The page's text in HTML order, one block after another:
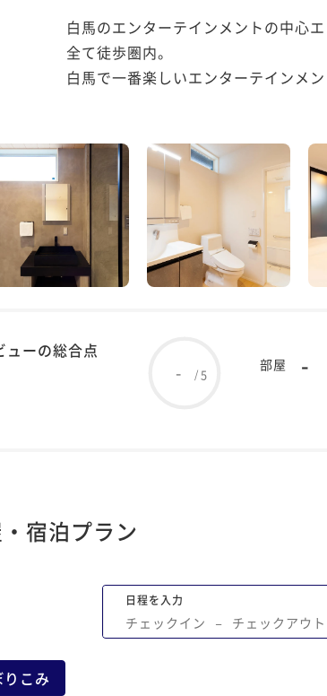
白馬のエンターテインメントの中心
全て徒歩圏内。
白馬で一番楽しいエンターテインメ
ューの総合点
- /5
部屋 -
宿泊プラン
日程を入力
チェックイン − チェックアウト
りこみ